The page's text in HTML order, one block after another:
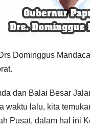
Dominggus
dan Balai Besar
waktu lalu, kita
Pusat, dalam hal ini